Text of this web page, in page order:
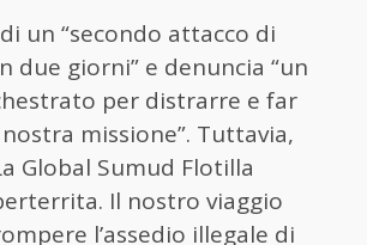
un “secondo attacco di
due giorni” e denuncia “un
per distrarre e far
missione”. Tuttavia,
Global Sumud Flotilla
Il nostro viaggio
l’assedio illegale di